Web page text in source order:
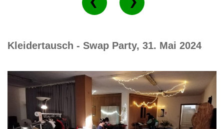
Kleidertausch - Swap Party, 31. Mai 2024